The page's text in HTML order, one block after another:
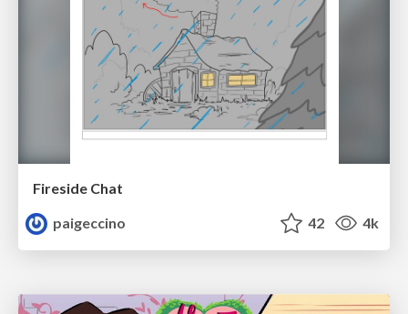
Fireside Chat
paigeccino
42 4k